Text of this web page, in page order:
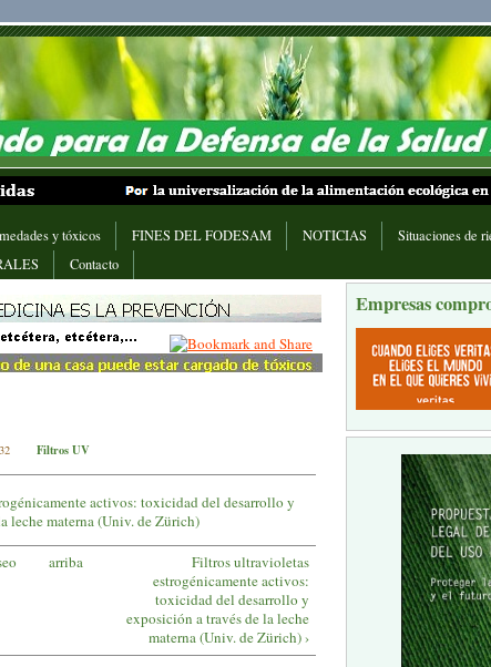
y tóxicos FINES DEL FODESAM NOTICIAS Situaciones de
Contacto
Filtros UV
activos: toxicidad del desarrollo y
leche materna (Univ. de Zürich)
arriba
Filtros ultravioletas
estrogénicamente activos:
toxicidad del desarrollo y
exposición a través de la leche
materna (Univ. de Zürich) ›
Empresas